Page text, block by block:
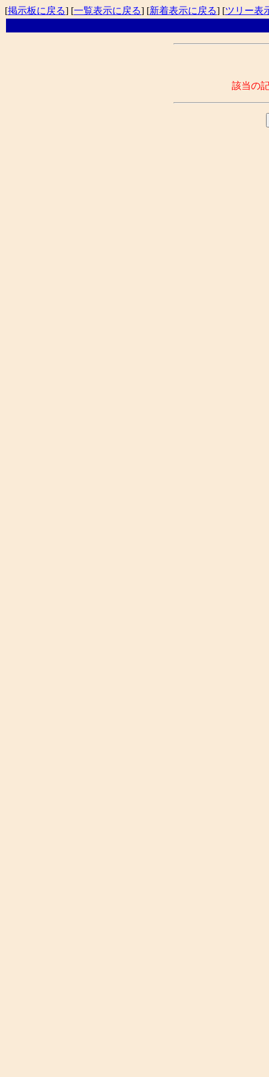
[掲示板に戻る] [一覧表示に戻る] [新着表示に戻る] [ツリー表
該当の